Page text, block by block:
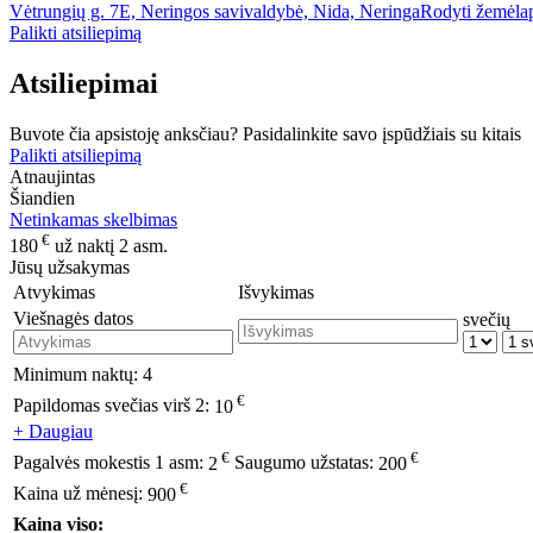
Vėtrungių g. 7E, Neringos savivaldybė, Nida, NeringaRodyti
Palikti atsiliepimą
Atsiliepimai
Buvote čia apsistoję anksčiau? Pasidalinkite savo įspūdžiais su kitais
Palikti atsiliepimą
Atnaujintas
Šiandien
Netinkamas skelbimas
180 € už naktį 2 asm.
Jūsų užsakymas
Atvykimas
Išvykimas
Viešnagės datos
svečių
Minimum naktų: 4
Papildomas svečias virš 2: 10 €
+ Daugiau
Pagalvės mokestis 1 asm: 2 € Saugumo užstatas: 200 €
Kaina už mėnesį: 900 €
Kaina viso: